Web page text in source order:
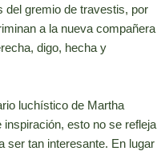
del gremio de travestis, por
a la nueva compañera
digo, hecha y
luchístico de Martha
esto no se refleja
ser tan interesante. En lugar